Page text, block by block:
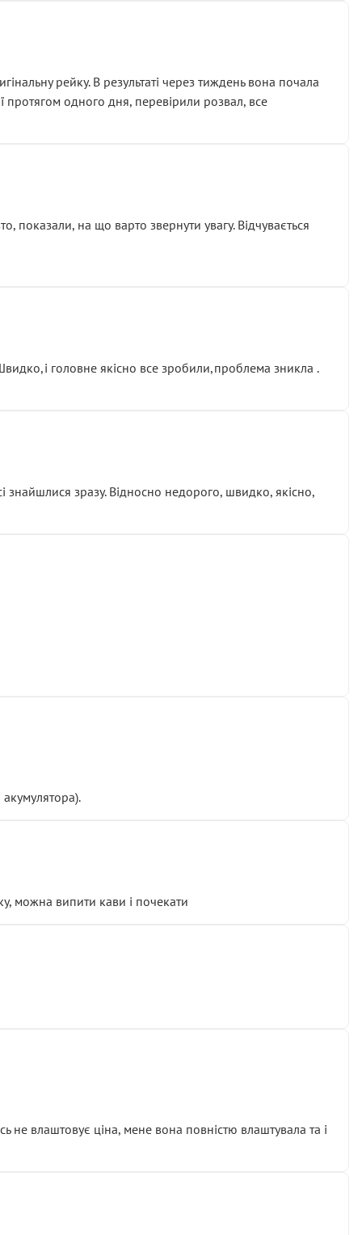
рейку. В результаті через тиждень вона почала
протягом одного дня, перевірили розвал, все
на що варто звернути увагу. Відчувається
головне якісно все зробили,проблема зникла .
знайшлися зразу. Відносно недорого, швидко, якісно,
можна випити кави і почекати
влаштовує ціна, мене вона повністю влаштувала та і